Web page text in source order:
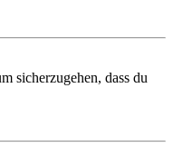
sicherzugehen, dass du